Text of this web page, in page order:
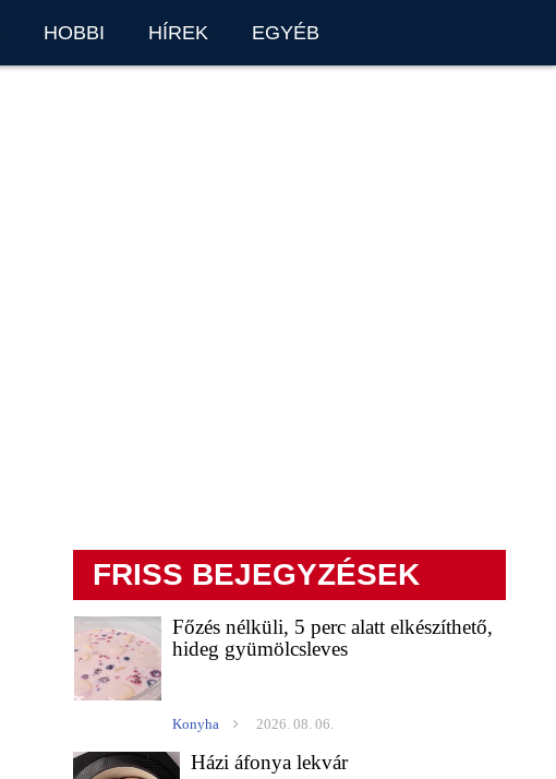
HOBBI HÍREK EGYÉB
FRISS BEJEGYZÉSEK
Főzés nélküli, 5 perc alatt elkészíthető,
hideg gyümölcsleves
Konyha 2026. 08. 06.
Házi áfonya lekvár